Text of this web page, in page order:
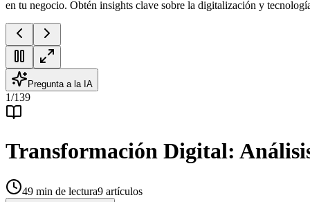
en tu negocio. Obtén insights clave sobre la digitalización y
Pregunta a la IA
1/139
Transformación Digital:
49 min de lectura9 artículos